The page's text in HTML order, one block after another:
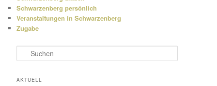
Schwarzenberg persönlich
Veranstaltungen in Schwarzenberg
Zugabe
u
h
AKTUELL